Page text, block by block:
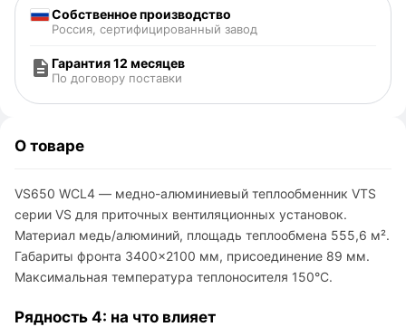
Собственное производство
Россия, сертифицированный завод
Гарантия 12 месяцев
По договору поставки
О товаре
VS650 WCL4 — медно-алюминиевый теплообменник VTS
серии VS для приточных вентиляционных установок.
Материал медь/алюминий, площадь теплообмена 555,6 м².
Габариты фронта 3400×2100 мм, присоединение 89 мм.
Максимальная температура теплоносителя 150°C.
Рядность 4: на что влияет